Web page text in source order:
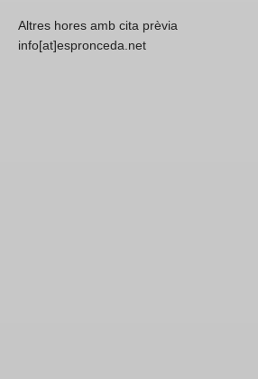
Altres hores amb cita prèvia
info[at]espronceda.net